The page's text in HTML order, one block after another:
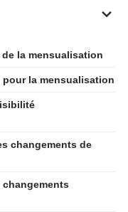
la mensualisation
la mensualisation
changements de